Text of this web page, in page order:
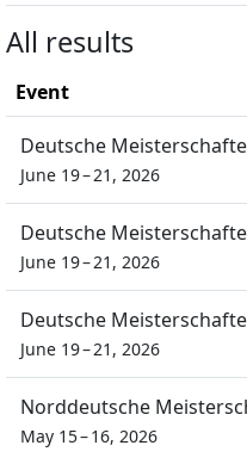
All results
Event
Deutsche
June 19 – 21, 2026
Deutsche
June 19 – 21, 2026
Deutsche
June 19 – 21, 2026
Norddeutsche
May 15 – 16, 2026